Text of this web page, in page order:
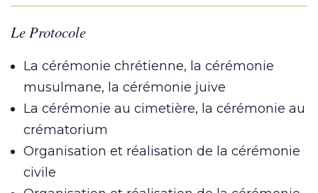
Le Protocole
La cérémonie chrétienne, la cérémonie
musulmane, la cérémonie juive
La cérémonie au cimetière, la cérémonie au
crématorium
Organisation et réalisation de la cérémonie
civile